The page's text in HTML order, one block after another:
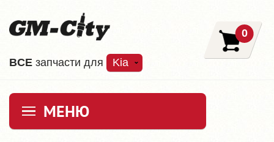
ВCE запчасти для Kia
0
МЕНЮ